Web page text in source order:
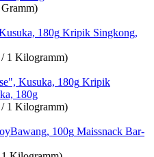
Kripik Singkong,
1 Kilogramm)
Kripik
180g
1 Kilogramm)
Maissnack Bar-